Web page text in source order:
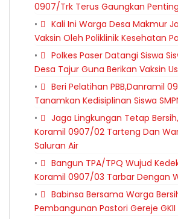
0907/Trk Terus Gaungkan
Kali Ini Warga Desa Makmur
Vaksin Oleh Poliklinik Kesehatan
Polkes Paser Datangi Siswa
Desa Tajur Guna Berikan Vaksin
Beri Pelatihan PBB,Danramil
Tanamkan Kedisiplinan Siswa
Jaga Lingkungan Tetap
Koramil 0907/02 Tarteng Dan
Saluran Air
Bangun TPA/TPQ Wujud
Koramil 0907/03 Tarbar Dengan
Babinsa Bersama Warga
Pembangunan Pastori Gereje